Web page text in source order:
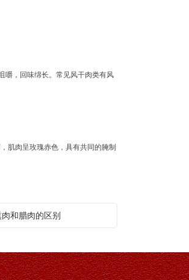
，回味绵长。常见风干肉类有风
肌肉呈玫瑰赤色，具有共同的腌制
和腊肉的区别